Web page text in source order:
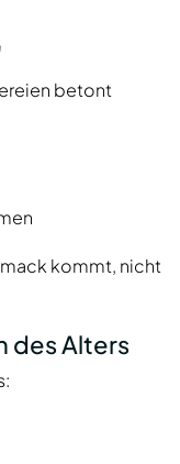
betont
kommt, nicht
des Alters